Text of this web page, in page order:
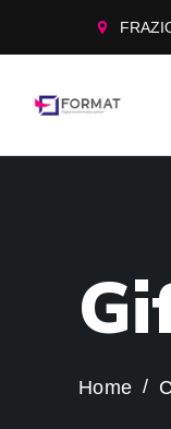
Gi
Home